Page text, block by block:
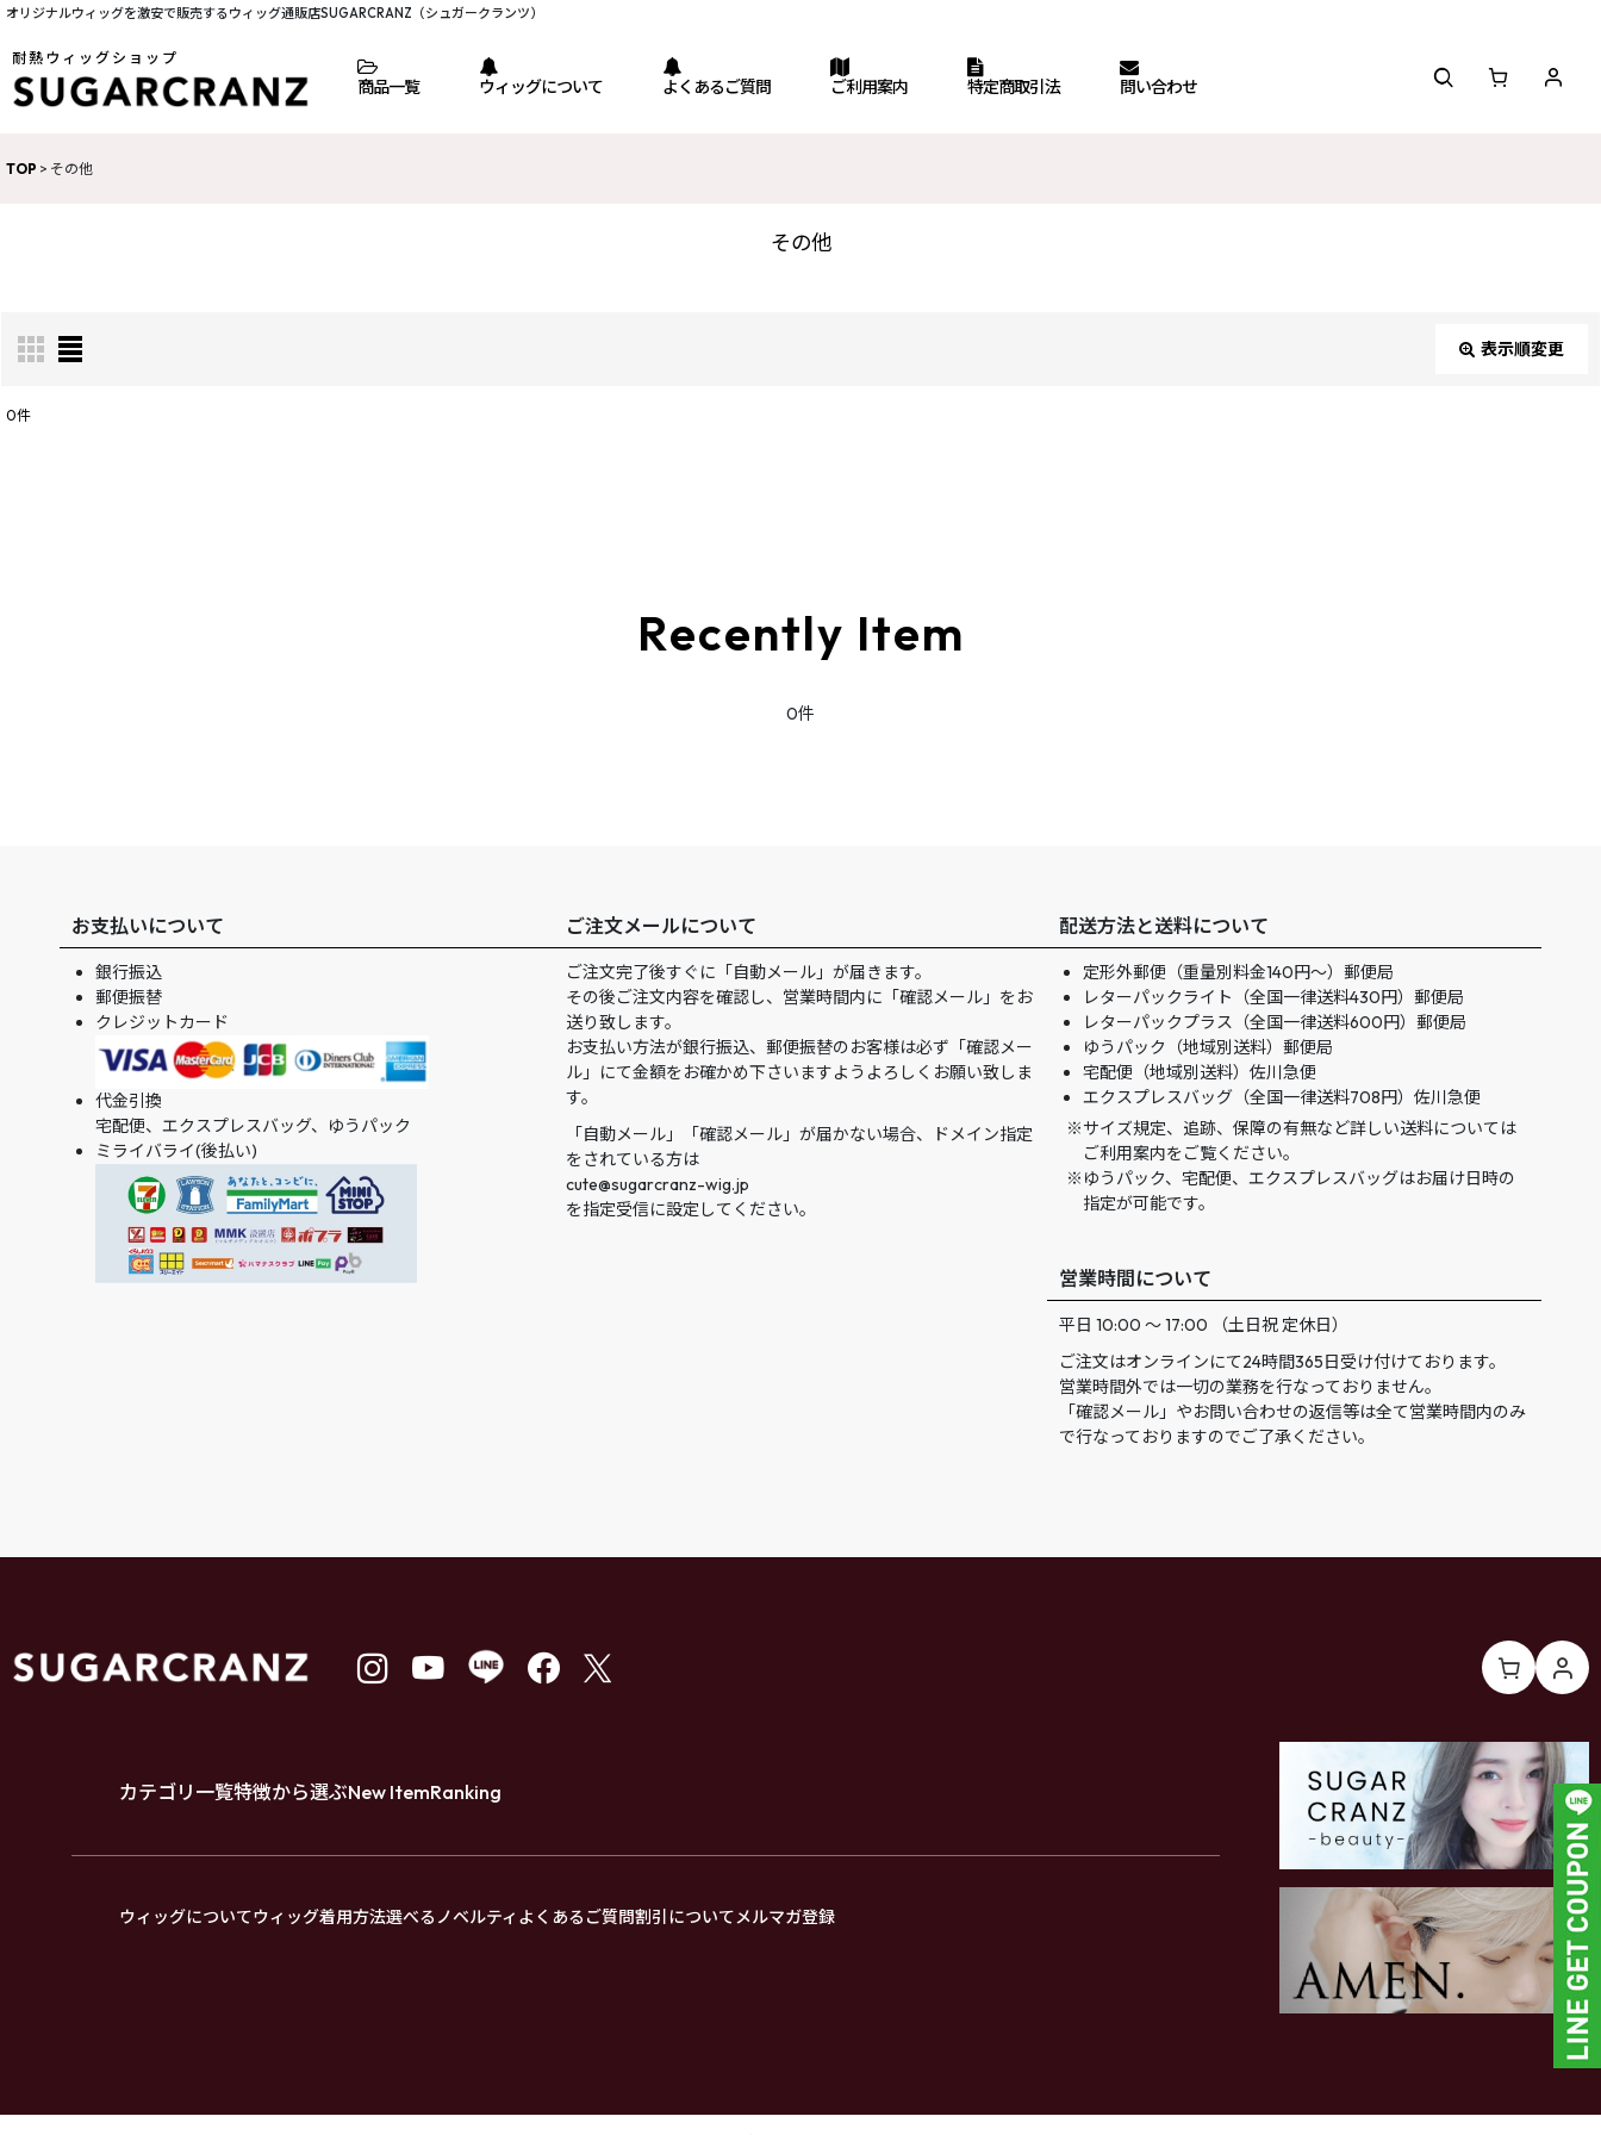
オリジナルウィッグを激安で販売するウィッグ通販店SUGARCRANZ（シュガークランツ）
耐熱ウィッグショップ
商品一覧 ウィッグについて よくあるご質問 ご利用案内 特定商取引法 問い合わせ
TOP > その他
その他
表示順変更
0件
Recently Item
0件
お支払いについて
銀行振込
郵便振替
クレジットカード
代金引換
宅配便、エクスプレスバッグ、ゆうパック
ミライバライ(後払い)
ご注文メールについて
ご注文完了後すぐに「自動メール」が届きます。
その後ご注文内容を確認し、営業時間内に「確認メール」をお
送り致します。
お支払い方法が銀行振込、郵便振替のお客様は必ず「確認メー
ル」にて金額をお確かめ下さいますようよろしくお願い致しま
す。
「自動メール」「確認メール」が届かない場合、ドメイン指定
をされている方は
cute@sugarcranz-wig.jp
を指定受信に設定してください。
配送方法と送料について
定形外郵便（重量別料金140円〜）郵便局
レターパックライト（全国一律送料430円）郵便局
レターパックプラス（全国一律送料600円）郵便局
ゆうパック（地域別送料）郵便局
宅配便（地域別送料）佐川急便
エクスプレスバッグ（全国一律送料708円）佐川急便
サイズ規定、追跡、保障の有無など詳しい送料については
ご利用案内をご覧ください。
ゆうパック、宅配便、エクスプレスバッグはお届け日時の
指定が可能です。
営業時間について
平日 10:00 ～ 17:00 （土日祝 定休日）
ご注文はオンラインにて24時間365日受け付けております。
営業時間外では一切の業務を行なっておりません。
「確認メール」やお問い合わせの返信等は全て営業時間内のみ
で行なっておりますのでご了承ください。
カテゴリ一覧特徴から選ぶNew ItemRanking
ウィッグについてウィッグ着用方法選べるノベルティ よくあるご質問割引についてメルマガ登録